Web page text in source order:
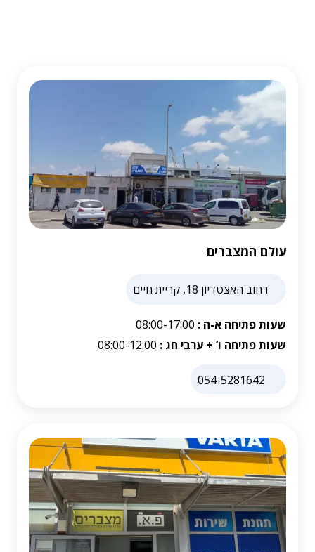
עולם המצברים
רחוב האצטדיון 18, קריית חיים
שעות פתיחה א-ה : 08:00-17:00
שעות פתיחה ו’ + ערבי חג : 08:00-12:00
054-5281642